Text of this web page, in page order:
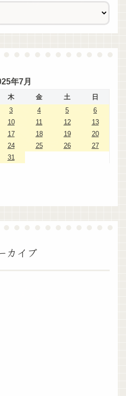
年7月
木 金 土
日
3 4 5
6
10 11 12
13
17 18 19
20
24 25 26
27
31
カイブ